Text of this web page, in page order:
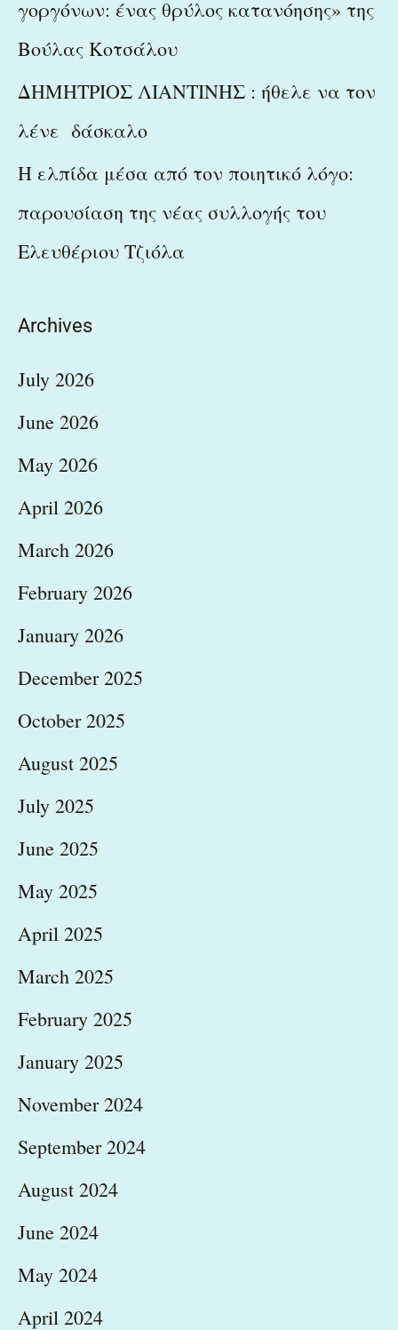
γοργόνων: ένας θρύλος κατανόησης» της
Βούλας Κοτσάλου
ΔΗΜΗΤΡΙΟΣ ΛΙΑΝΤΙΝΗΣ : ήθελε να τον
λένε δάσκαλο
Η ελπίδα μέσα από τον ποιητικό λόγο:
παρουσίαση της νέας συλλογής του
Ελευθέριου Τζιόλα
Archives
July 2026
June 2026
May 2026
April 2026
March 2026
February 2026
January 2026
December 2025
October 2025
August 2025
July 2025
June 2025
May 2025
April 2025
March 2025
February 2025
January 2025
November 2024
September 2024
August 2024
June 2024
May 2024
April 2024